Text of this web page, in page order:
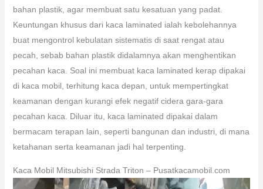
bahan plastik, agar membuat satu kesatuan yang padat.
Keuntungan khusus dari kaca laminated ialah kebolehannya
buat mengontrol kebulatan sistematis di saat rengat atau
pecah, sebab bahan plastik didalamnya akan menghentikan
pecahan kaca. Soal ini membuat kaca laminated kerap dipakai
di kaca mobil, terhitung kaca depan, untuk mempertingkat
keamanan dengan kurangi efek negatif cidera gara-gara
pecahan kaca. Diluar itu, kaca laminated dipakai dalam
bermacam terapan lain, seperti bangunan dan industri, di mana
ketahanan serta keamanan jadi hal terpenting.
Kaca Mobil Mitsubishi Strada Triton – Pusatkacamobil.com